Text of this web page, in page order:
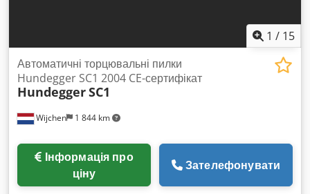
1 / 15
Wijchen 1 844 km
Автоматичні торцювальні пилки
Hundegger SC1 2004 CE-сертифікат
HundeggerSC1
ціну
Зателефонувати